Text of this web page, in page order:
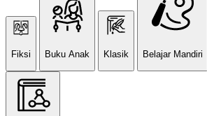
Fiksi Buku Anak Klasik Belajar Mandiri